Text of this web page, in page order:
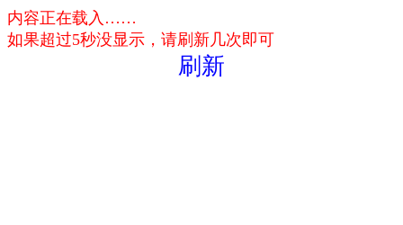
内容正在载入……
如果超过5秒没显示，请刷新几次即可
刷新